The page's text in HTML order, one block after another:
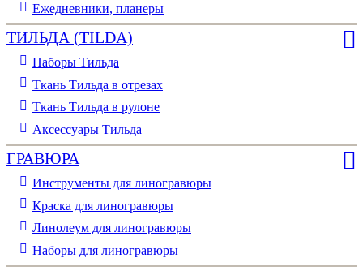
Ежедневники, планеры
ТИЛЬДА (TILDA)
Наборы Тильда
Ткань Тильда в отрезах
Ткань Тильда в рулоне
Аксессуары Тильда
ГРАВЮРА
Инструменты для линогравюры
Краска для линогравюры
Линолеум для линогравюры
Наборы для линогравюры